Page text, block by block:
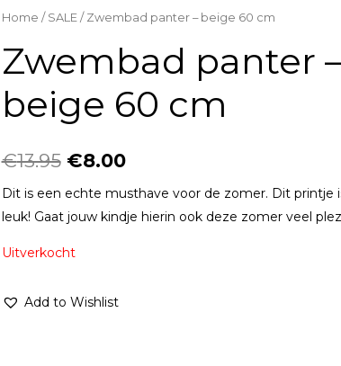
Home / SALE / Zwembad panter – beige 60 cm
Zwembad panter
beige 60 cm
€13.95 €8.00
Dit is een echte musthave voor de zomer. Dit printje
leuk! Gaat jouw kindje hierin ook deze zomer veel
Uitverkocht
Add to Wishlist